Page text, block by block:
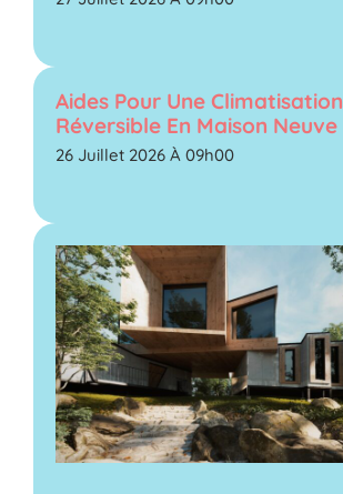
Aides Pour Une
Réversible En Maison Neuve
26 Juillet 2026 À 09h00